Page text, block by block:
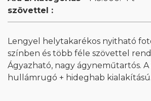
szövettel :
Lengyel helytakarékos nyitható
színben és több féle szövettel
Ágyazható, nagy ágyneműtartós.
hullámrugó + hideghab kialakítású.